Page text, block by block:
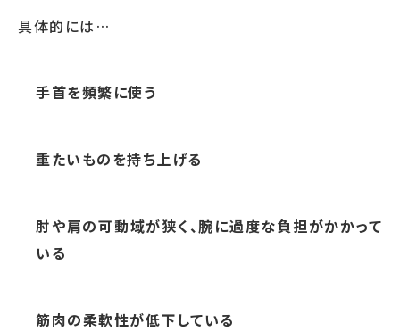
具体的には…
手首を頻繁に使う
重たいものを持ち上げる
肘や肩の可動域が狭く、腕に過度な負担がかかって
いる
筋肉の柔軟性が低下している